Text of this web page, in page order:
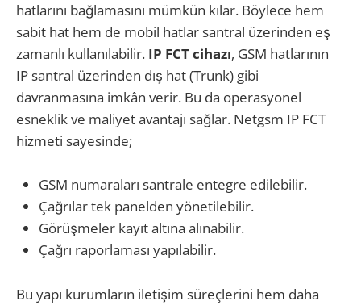
hatlarını bağlamasını mümkün kılar. Böylece hem
sabit hat hem de mobil hatlar santral üzerinden eş
zamanlı kullanılabilir. IP FCT cihazı, GSM hatlarının
IP santral üzerinden dış hat (Trunk) gibi
davranmasına imkân verir. Bu da operasyonel
esneklik ve maliyet avantajı sağlar. Netgsm IP FCT
hizmeti sayesinde;
GSM numaraları santrale entegre edilebilir.
Çağrılar tek panelden yönetilebilir.
Görüşmeler kayıt altına alınabilir.
Çağrı raporlaması yapılabilir.
Bu yapı kurumların iletişim süreçlerini hem daha